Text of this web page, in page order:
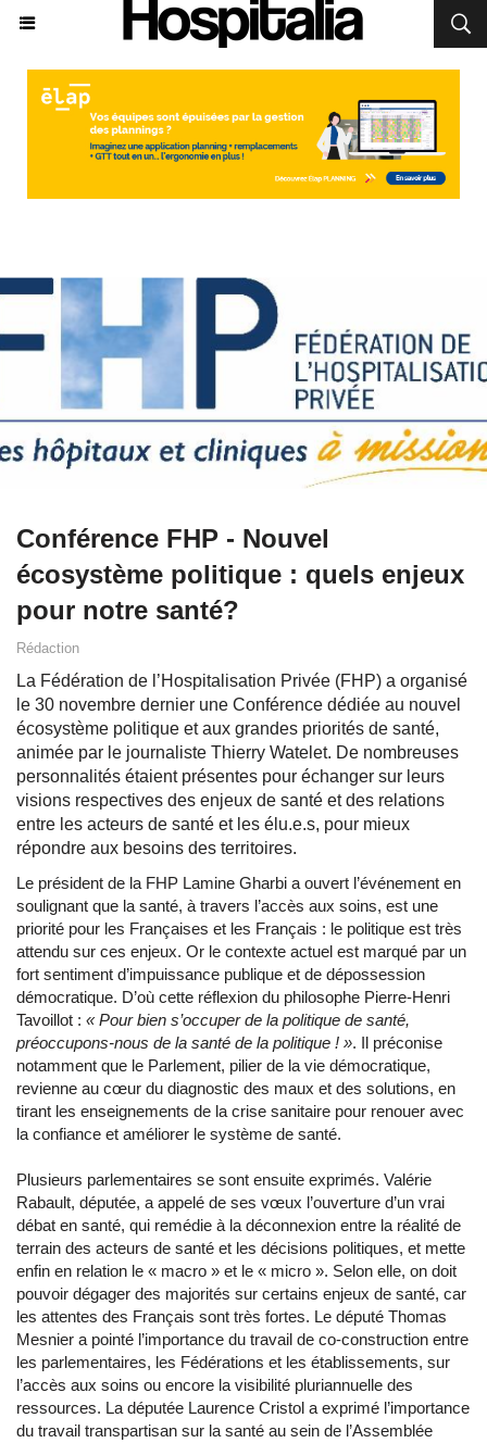
Conférence FHP - Nouvel
écosystème politique : quels enjeux
pour notre santé?
Rédaction
La Fédération de l’Hospitalisation Privée (FHP) a organisé
le 30 novembre dernier une Conférence dédiée au nouvel
écosystème politique et aux grandes priorités de santé,
animée par le journaliste Thierry Watelet. De nombreuses
personnalités étaient présentes pour échanger sur leurs
visions respectives des enjeux de santé et des relations
entre les acteurs de santé et les élu.e.s, pour mieux
répondre aux besoins des territoires.
Le président de la FHP Lamine Gharbi a ouvert l’événement en
soulignant que la santé, à travers l’accès aux soins, est une
priorité pour les Françaises et les Français : le politique est très
attendu sur ces enjeux. Or le contexte actuel est marqué par un
fort sentiment d’impuissance publique et de dépossession
démocratique. D’où cette réflexion du philosophe Pierre-Henri
Tavoillot : « Pour bien s’occuper de la politique de santé,
préoccupons-nous de la santé de la politique ! ». Il préconise
notamment que le Parlement, pilier de la vie démocratique,
revienne au cœur du diagnostic des maux et des solutions, en
tirant les enseignements de la crise sanitaire pour renouer avec
la confiance et améliorer le système de santé.
Plusieurs parlementaires se sont ensuite exprimés. Valérie
Rabault, députée, a appelé de ses vœux l’ouverture d’un vrai
débat en santé, qui remédie à la déconnexion entre la réalité de
terrain des acteurs de santé et les décisions politiques, et mette
enfin en relation le « macro » et le « micro ». Selon elle, on doit
pouvoir dégager des majorités sur certains enjeux de santé, car
les attentes des Français sont très fortes. Le député Thomas
Mesnier a pointé l’importance du travail de co-construction entre
les parlementaires, les Fédérations et les établissements, sur
l’accès aux soins ou encore la visibilité pluriannuelle des
ressources. La députée Laurence Cristol a exprimé l’importance
du travail transpartisan sur la santé au sein de l’Assemblée